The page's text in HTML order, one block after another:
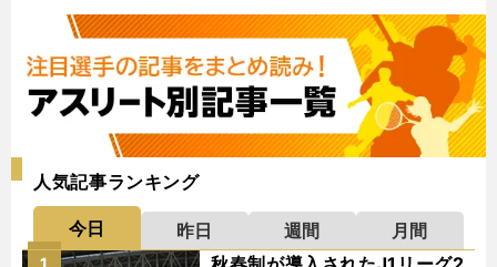
人気記事ランキング
今日 昨日 週間
月間
1